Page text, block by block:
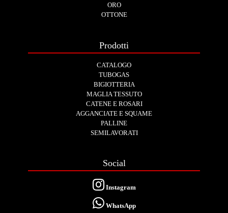
ORO
OTTONE
Prodotti
CATALOGO
TUBOGAS
BIGIOTTERIA
MAGLIA TESSUTO
CATENE E ROSARI
AGGANCIATE E SQUAME
PALLINE
SEMILAVORATI
Social
Instagram
WhatsApp